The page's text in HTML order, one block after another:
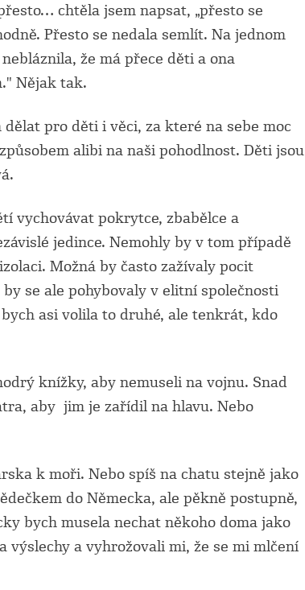
chtěla jsem napsat, „přesto se
Přesto se nedala semlít. Na jednom
že má přece děti a ona
Nějak tak.
pro děti i věci, za které na sebe moc
alibi na naši pohodlnost. Děti jsou
vychovávat pokrytce, zbabělce a
jedince. Nemohly by v tom případě
Možná by často zažívaly pocit
se ale pohybovaly v elitní společnosti
asi volila to druhé, ale tenkrát, kdo
knížky, aby nemuseli na vojnu. Snad
aby jim je zařídil na hlavu. Nebo
k moři. Nebo spíš na chatu stejně jako
do Německa, ale pěkně postupně,
bych musela nechat někoho doma jako
výslechy a vyhrožovali mi, že se mi mlčení